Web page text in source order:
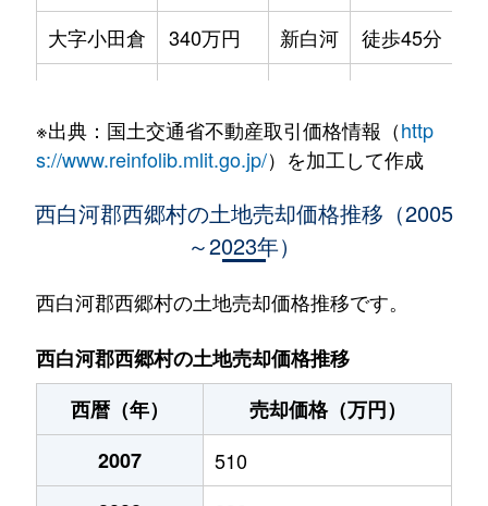
大字小田倉
340万円 新白河
徒歩45分
大字小田倉
200万円 新白河
徒歩45分
800万円 新白河
大字小田倉
330万円 新白河
徒歩28分
大字小田倉
370万円 新白河
大字小田倉
新白河
徒歩45分
大字小田倉
100万円
※出典：国土交通省不動産取引価格情報（http
s://www.reinfolib.mlit.go.jp/）を加工して作成
西白河郡西郷村の土地売却価格推移（2005
～2023年）
西白河郡西郷村の土地売却価格推移です。
西白河郡西郷村の土地売却価格推移
西暦（年）
売却価格（万円）
2007
510